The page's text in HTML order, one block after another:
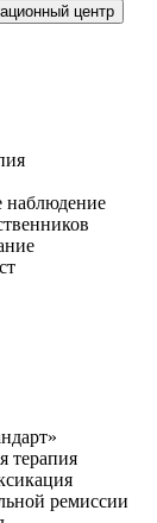
центр
наблюдение
терапия
ремиссии